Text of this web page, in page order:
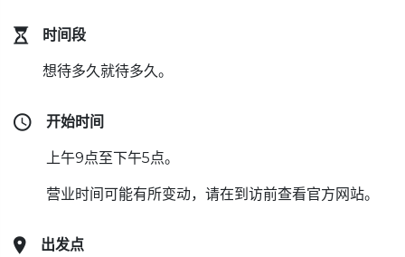
时间段
想待多久就待多久。
开始时间
上午9点至下午5点。
营业时间可能有所变动，请在到访前查看官方网站。
出发点